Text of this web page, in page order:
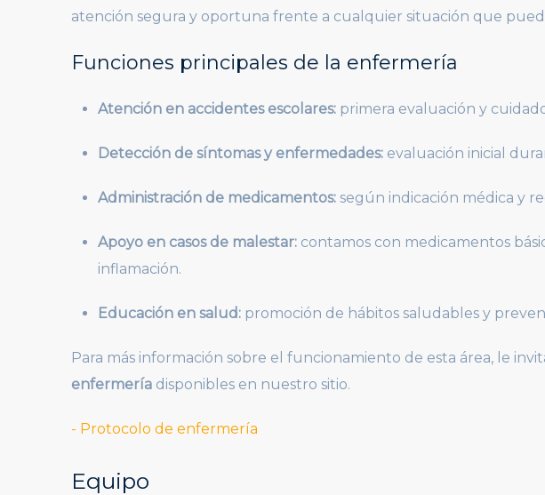
atención segura y oportuna frente a cualquier situación que
Funciones principales de la enfermería
Atención en accidentes escolares: primera evaluación y
Detección de síntomas y enfermedades: evaluación inicial
Administración de medicamentos: según indicación médica y
Apoyo en casos de malestar: contamos con medicamentos
inflamación.
Educación en salud: promoción de hábitos saludables y
Para más información sobre el funcionamiento de esta área, le
enfermería disponibles en nuestro sitio.
- Protocolo de enfermería
Equipo